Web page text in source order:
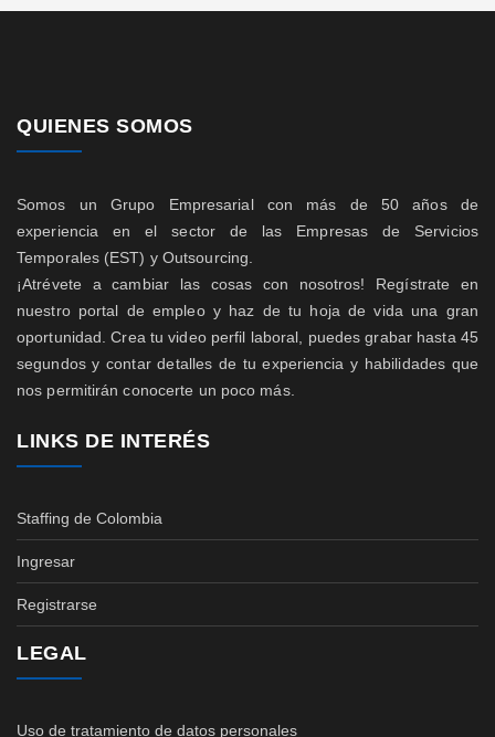
QUIENES SOMOS
Somos un Grupo Empresarial con más de 50 años de
experiencia en el sector de las Empresas de Servicios
Temporales (EST) y Outsourcing.
¡Atrévete a cambiar las cosas con nosotros! Regístrate en
nuestro portal de empleo y haz de tu hoja de vida una gran
oportunidad. Crea tu video perfil laboral, puedes grabar hasta 45
segundos y contar detalles de tu experiencia y habilidades que
nos permitirán conocerte un poco más.
LINKS DE INTERÉS
Staffing de Colombia
Ingresar
Registrarse
LEGAL
Uso de tratamiento de datos personales